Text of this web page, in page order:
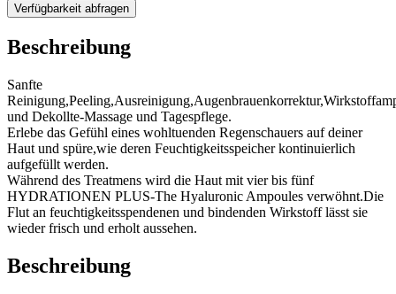
Verfügbarkeit abfragen
Beschreibung
Sanfte
und Dekollte-Massage und Tagespflege.
Erlebe das Gefühl eines wohltuenden Regenschauers auf deiner
Haut und spüre,wie deren Feuchtigkeitsspeicher kontinuierlich
aufgefüllt werden.
Während des Treatmens wird die Haut mit vier bis fünf
HYDRATIONEN PLUS-The Hyaluronic Ampoules verwöhnt.Die
Flut an feuchtigkeitsspendenen und bindenden Wirkstoff lässt sie
wieder frisch und erholt aussehen.
Beschreibung